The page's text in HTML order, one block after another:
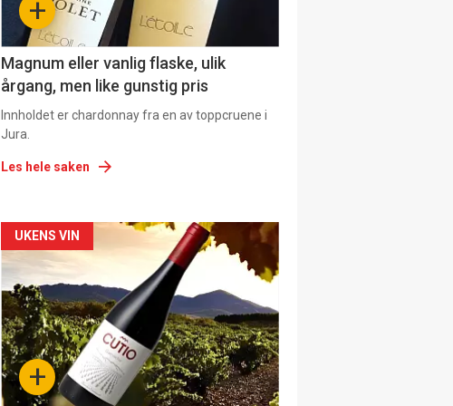
+
Magnum eller vanlig flaske, ulik
årgang, men like gunstig pris
Innholdet er chardonnay fra en av toppcruene i
Jura.
Les hele saken
Forsiden
akkurat
nå
-
6 +
UKENS VIN